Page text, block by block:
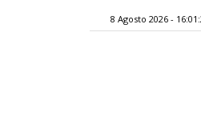
8 Agosto 2026 -